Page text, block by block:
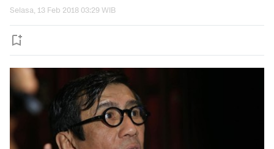
Selasa, 13 Feb 2018 03:29 WIB